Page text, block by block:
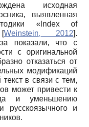
исходная
выявленная
«Index of
[Weinstein, 2012].
показали, что с
с оригинальной
отказаться от
модификаций
в связи с тем,
может привести к
и уменьшению
русскоязычного и